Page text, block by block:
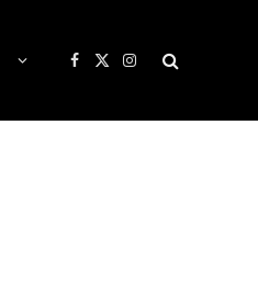
Facebook
X
Instagram